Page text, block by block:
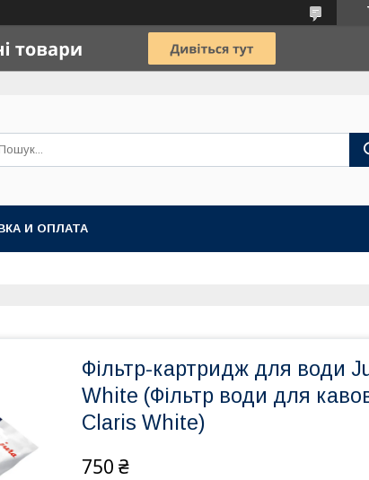
И ОПЛАТА
Фільтр-картридж для води
White (Фільтр води для
Claris White)
750 ₴